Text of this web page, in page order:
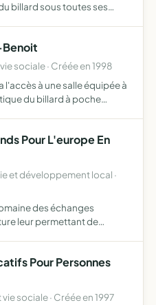
billard sous toutes ses
sociale · Créée en 1998
l'accès à une salle équipée à
du billard à poche
Pour L'europe En
et développement local ·
des échanges
leur permettant de
Pour Personnes
sociale · Créée en 1997